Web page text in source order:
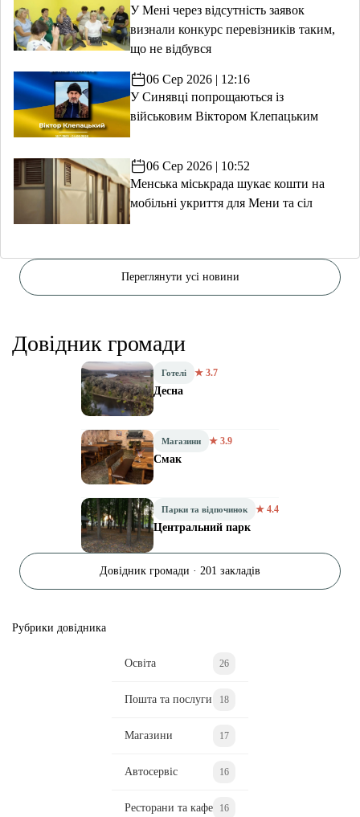
У Мені через відсутність заявок
визнали конкурс перевізників таким,
що не відбувся
06 Сер 2026 | 12:16
У Синявці попрощаються із
військовим Віктором Клепацьким
06 Сер 2026 | 10:52
Менська міськрада шукає кошти на
мобільні укриття для Мени та сіл
Переглянути усі новини
Довідник громади
Готелі ★ 3.7
Десна
Магазини ★ 3.9
Смак
Парки та відпочинок ★ 4.4
Центральний парк
Довідник громади · 201 закладів
Рубрики довідника
Освіта 26
Пошта та послуги 18
Магазини 17
Автосервіс 16
Ресторани та кафе 16